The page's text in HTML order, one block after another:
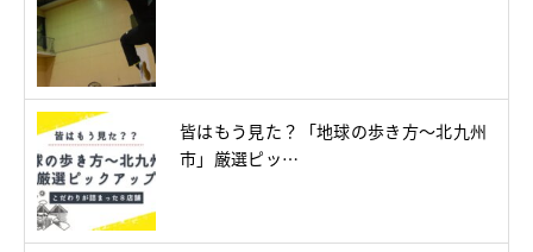
皆はもう見た？「地球の歩き方～北九州
市」厳選ピッ…